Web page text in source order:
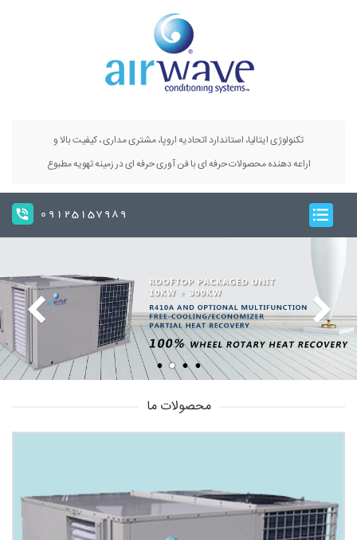
تکنولوژی ایتالیا، استاندارد اتحادیه اروپا، مشتری مداری ، کیفیت بالا و
اراعه دهنده محصولات حرفه ای با فن آوری حرفه ای در زمینه تهویه مطبوع
09125157989
محصولات ما